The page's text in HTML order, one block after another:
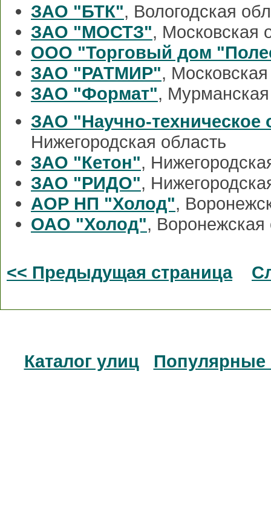
ЗАО "БТК", Вологодская
ЗАО "МОСТЗ", Московская
ООО "Торговый дом
ЗАО "РАТМИР",
ЗАО "Формат",
ЗАО "Научно-
Нижегородская область
ЗАО "Кетон",
ЗАО "РИДО",
АОР НП "Холод",
ОАО "Холод", Воронежская
<< Предыдущая страница
Каталог улиц Популярные